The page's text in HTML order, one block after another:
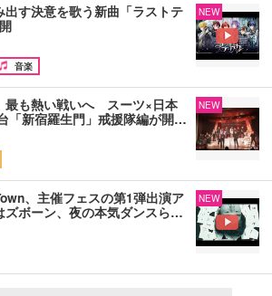
出す決意を歌う新曲「ラストテ
音楽
NEW
最も熱い戦いへ スーツ×日本
「新宿羅生門」戒援隊編が開…
NEW
、主催フェスの第1弾出演ア
ズボーン、夜の本気ダンスら…
NEW